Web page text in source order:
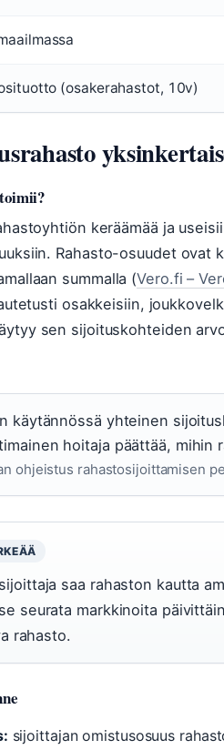
(osakerahastot, 10v)
keräämää ja
Rahasto-osuudet ovat
summalla (Vero.fi –
osakkeisiin,
sen sijoituskohteiden
käytännössä yhteinen
hoitaja päättää, mihin
ohjeistus rahastosijoittamisen
saa rahaston kautta
seurata markkinoita
rahasto.
sijoittajan omistusosuus